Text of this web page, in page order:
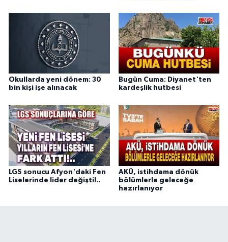
Okullarda yeni dönem: 30
bin kişi işe alınacak
Bugün Cuma: Diyanet'ten
kardeşlik hutbesi
LGS sonucu Afyon'daki Fen
Liselerinde lider değişti!..
AKÜ, istihdama dönük
bölümlerle geleceğe
hazırlanıyor